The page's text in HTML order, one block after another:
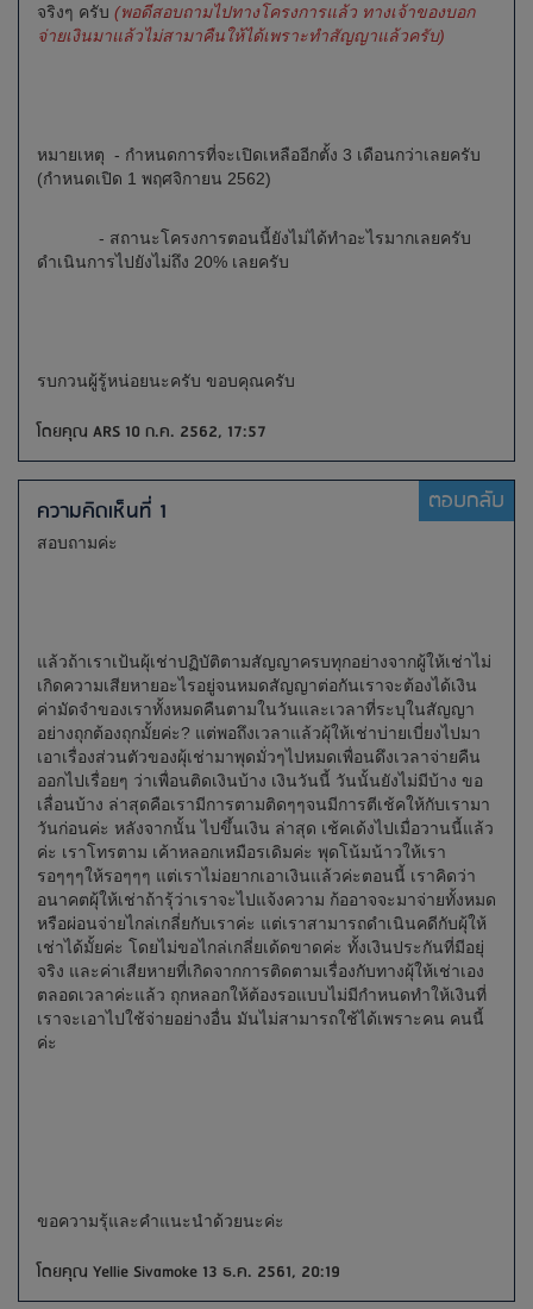
จริงๆ ครับ (พอดีสอบถามไปทางโครงการแล้ว ทางเจ้าของบอก
จ่ายเงินมาแล้วไม่สามาคืนให้ได้เพราะทำสัญญาแล้วครับ)
หมายเหตุ - กำหนดการที่จะเปิดเหลืออีกตั้ง 3 เดือนกว่าเลยครับ
(กำหนดเปิด 1 พฤศจิกายน 2562)
- สถานะโครงการตอนนี้ยังไม่ได้ทำอะไรมากเลยครับ
ดำเนินการไปยังไม่ถึง 20% เลยครับ
รบกวนผู้รู้หน่อยนะครับ ขอบคุณครับ
โดยคุณ ARS 10 ก.ค. 2562, 17:57
ความคิดเห็นที่ 1 ตอบกลับ
สอบถามค่ะ
แล้วถ้าเราเป้นผุ้เช่าปฏิบัติตามสัญญาครบทุกอย่างจากผู้ให้เช่าไม่
เกิดความเสียหายอะไรอยู่จนหมดสัญญาต่อกันเราจะต้องได้เงิน
ค่ามัดจำของเราทั้งหมดคืนตามในวันและเวลาที่ระบุในสัญญา
อย่างถุกต้องถุกมั้ยค่ะ? แต่พอถึงเวลาแล้วผุ้ให้เช่าบ่ายเบี่ยงไปมา
เอาเรื่องส่วนตัวของผุ้เช่ามาพุดมั่วๆไปหมดเพื่อนดึงเวลาจ่ายคืน
ออกไปเรื่อยๆ ว่าเพื่อนติดเงินบ้าง เงินวันนี้ วันนั้นยังไม่มีบ้าง ขอ
เลื่อนบ้าง ล่าสุดคือเรามีการตามติดๆๆจนมีการตีเช้คให้กับเรามา
วันก่อนค่ะ หลังจากนั้น ไปขึ้นเงิน ล่าสุด เช้คเด้งไปเมื่อวานนี้แล้ว
ค่ะ เราโทรตาม เค้าหลอกเหมือรเดิมค่ะ พุดโน้มน้าวให้เรา
รอๆๆๆให้รอๆๆๆ แต่เราไม่อยากเอาเงินแล้วค่ะตอนนี้ เราคิดว่า
อนาคตผุ้ให้เช่าถ้ารุ้ว่าเราจะไปแจ้งความ ก้ออาจจะมาจ่ายทั้งหมด
หรือผ่อนจ่ายไกล่เกลี่ยกับเราค่ะ แต่เราสามารถดำเนินคดีกับผุ้ให้
เช่าได้มั้ยค่ะ โดยไม่ขอไกล่เกลี่ยเด้ดขาดค่ะ ทั้งเงินประกันที่มีอยุ่
จริง และค่าเสียหายที่เกิดจากการติดตามเรื่องกับทางผุ้ให้เช่าเอง
ตลอดเวลาค่ะแล้ว ถุกหลอกให้ต้องรอแบบไม่มีกำหนดทำให้เงินที่
เราจะเอาไปใช้จ่ายอย่างอื่น มันไม่สามารถใช้ได้เพราะคน คนนี้
ค่ะ
ขอความรุ้และคำแนะนำด้วยนะค่ะ
โดยคุณ Yellie Sivamoke 13 ธ.ค. 2561, 20:19